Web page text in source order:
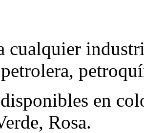
cualquier
en
Rosa.